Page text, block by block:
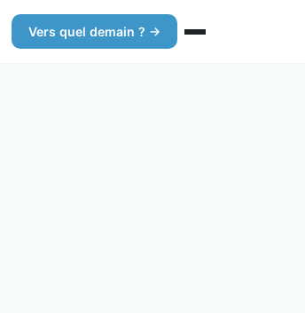
Vers quel demain ? →